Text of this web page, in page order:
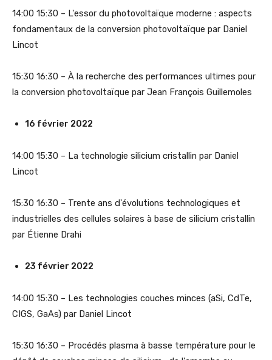
14:00 15:30 – L'essor du photovoltaïque moderne : aspects
fondamentaux de la conversion photovoltaïque par Daniel
Lincot
15:30 16:30 – À la recherche des performances ultimes pour
la conversion photovoltaïque par Jean François Guillemoles
16 février 2022
14:00 15:30 – La technologie silicium cristallin par Daniel
Lincot
15:30 16:30 – Trente ans d'évolutions technologiques et
industrielles des cellules solaires à base de silicium cristallin
par Étienne Drahi
23 février 2022
14:00 15:30 – Les technologies couches minces (aSi, CdTe,
CIGS, GaAs) par Daniel Lincot
15:30 16:30 – Procédés plasma à basse température pour le